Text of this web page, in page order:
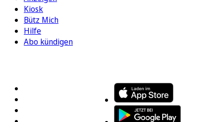
Kiosk
Bütz Mich
Hilfe
Abo kündigen